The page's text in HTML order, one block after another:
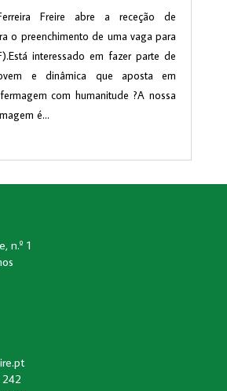
Freire abre a receção de
o preenchimento de uma vaga para
interessado em fazer parte de
e dinâmica que aposta em
com humanitude ?A nossa
é...
n.º 1